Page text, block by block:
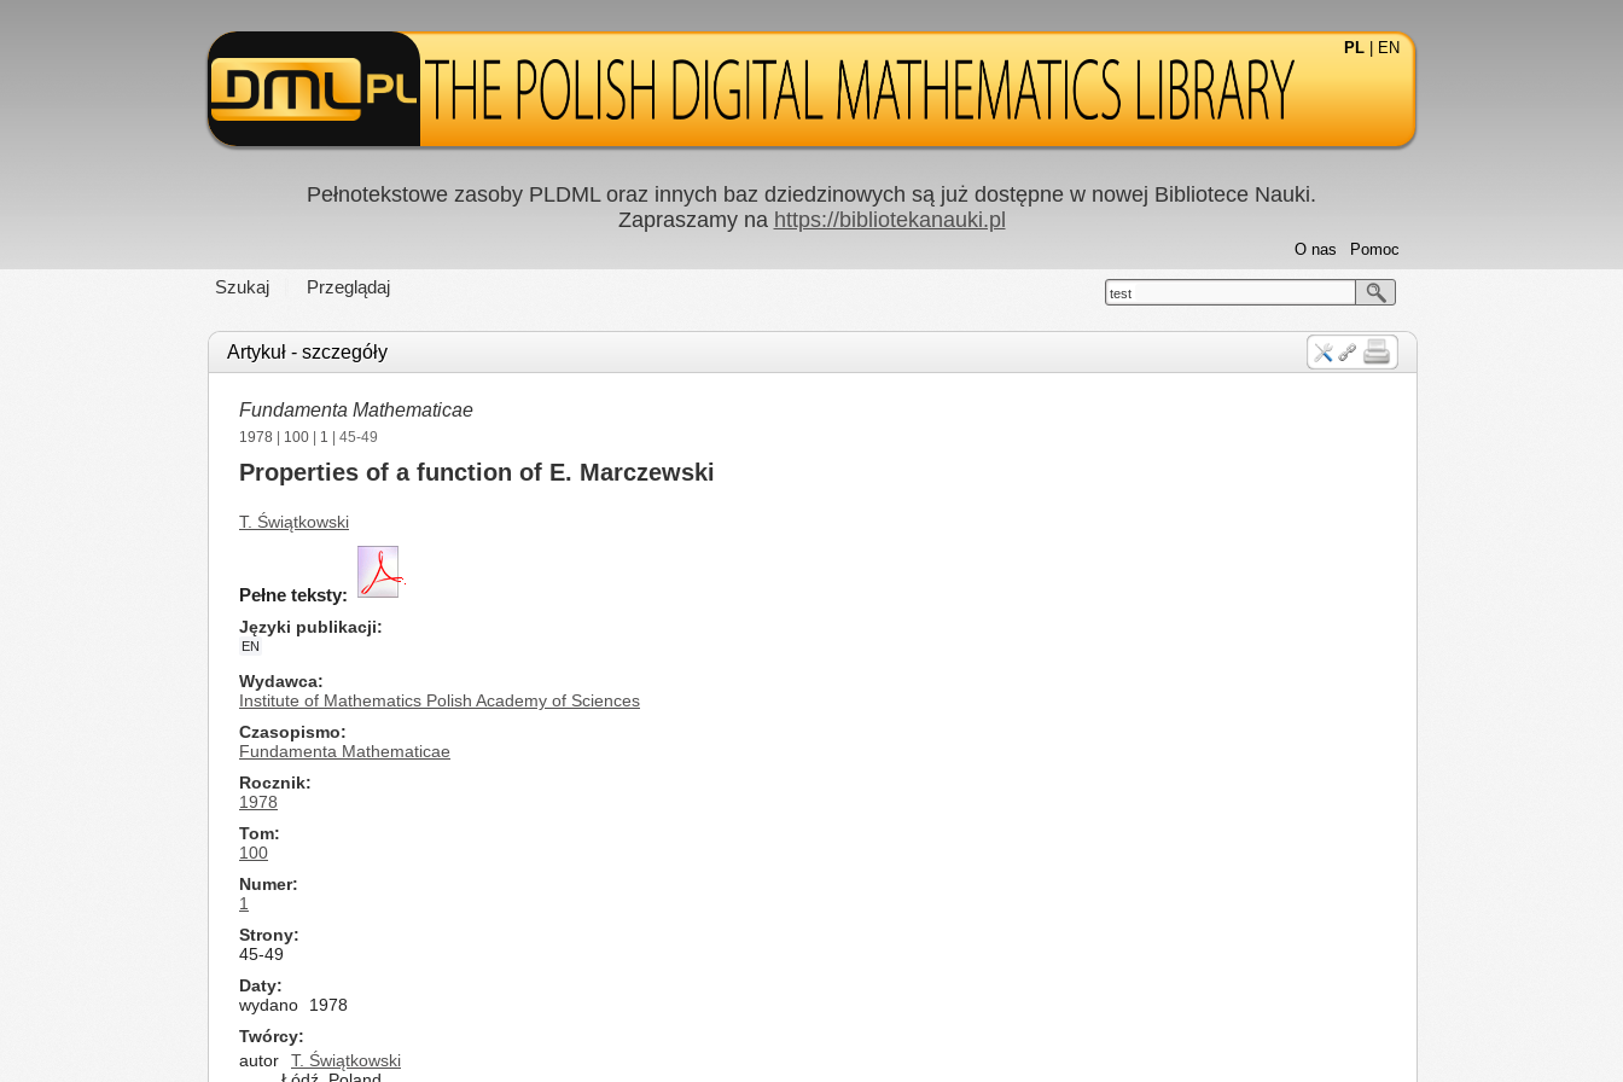
PL EN
Pełnotekstowe zasoby PLDML oraz innych baz dziedzinowych są już dostępne w nowej Bibliotece Nauki.
Zapraszamy na https://bibliotekanauki.pl
Szukaj Przeglądaj
Pomoc
O nas
test
Artykuł - szczegóły
Fundamenta Mathematicae
1978 100 1 | 45-49
Properties of a function of E. Marczewski
T. Świątkowski
Pełne teksty:
Języki publikacji
EN
Wydawca
Institute of Mathematics Polish Academy of Sciences
Czasopismo
Fundamenta Mathematicae
Rocznik
1978
Tom
100
Numer
1
Strony
45-49
Daty
wydano
1978
Twórcy
autor
T. Świątkowski